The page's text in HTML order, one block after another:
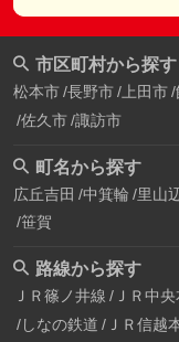
市区町村から探す
松本市 長野市 上田市
佐久市 諏訪市
町名から探す
広丘吉田 中箕輪 里山辺
笹賀
路線から探す
ＪＲ篠ノ井線 ＪＲ中央
しなの鉄道 ＪＲ信越